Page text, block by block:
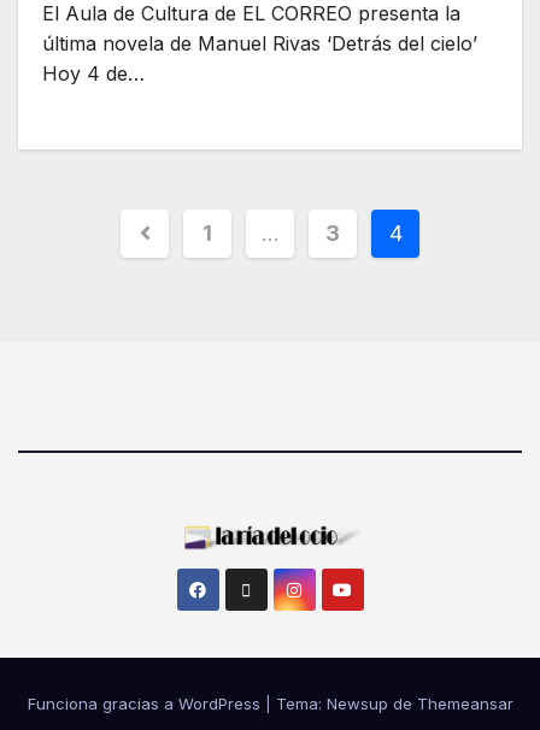
El Aula de Cultura de EL CORREO presenta la
última novela de Manuel Rivas ‘Detrás del cielo’
Hoy 4 de…
1 … 3 4
Funciona gracias a WordPress Tema: Newsup de Themeansar